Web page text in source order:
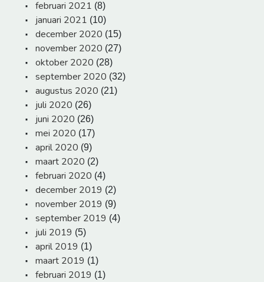
februari 2021 (8)
januari 2021 (10)
december 2020 (15)
november 2020 (27)
oktober 2020 (28)
september 2020 (32)
augustus 2020 (21)
juli 2020 (26)
juni 2020 (26)
mei 2020 (17)
april 2020 (9)
maart 2020 (2)
februari 2020 (4)
december 2019 (2)
november 2019 (9)
september 2019 (4)
juli 2019 (5)
april 2019 (1)
maart 2019 (1)
februari 2019 (1)